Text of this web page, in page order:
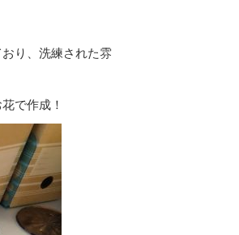
り、洗練された雰
で作成！